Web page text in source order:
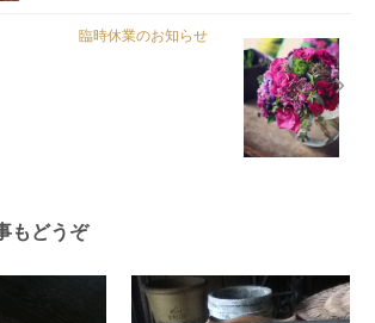
臨時休業のお知らせ
もどうぞ